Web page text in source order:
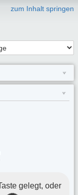
zum Inhalt springen
gelegt, oder